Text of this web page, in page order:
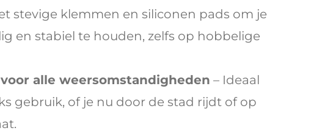
stevige klemmen en siliconen pads om je
en stabiel te houden, zelfs op hobbelige
alle weersomstandigheden – Ideaal
gebruik, of je nu door de stad rijdt of op